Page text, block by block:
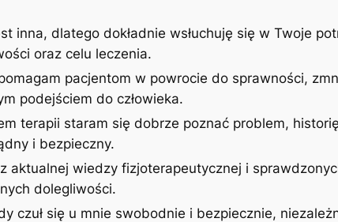
inna, dlatego dokładnie wsłuchuję się w Twoje
oraz celu leczenia.
pacjentom w powrocie do sprawności,
podejściem do człowieka.
terapii staram się dobrze poznać problem,
i bezpieczny.
aktualnej wiedzy fizjoterapeutycznej i
dolegliwości.
czuł się u mnie swobodnie i bezpiecznie,